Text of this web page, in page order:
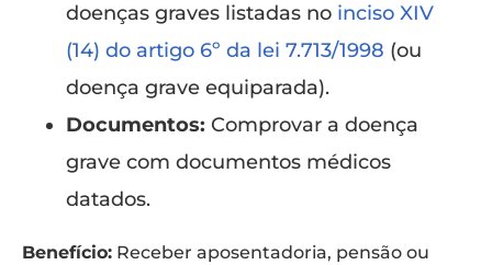
doenças graves listadas no inciso XIV
(14) do artigo 6º da lei 7.713/1998 (ou
doença grave equiparada).
Documentos: Comprovar a doença
grave com documentos médicos
datados.
Benefício: Receber aposentadoria, pensão ou